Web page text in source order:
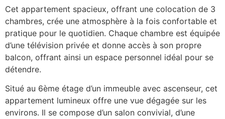
Cet appartement spacieux, offrant une colocation de 3
chambres, crée une atmosphère à la fois confortable et
pratique pour le quotidien. Chaque chambre est équipée
d’une télévision privée et donne accès à son propre
balcon, offrant ainsi un espace personnel idéal pour se
détendre.
Situé au 6ème étage d’un immeuble avec ascenseur, cet
appartement lumineux offre une vue dégagée sur les
environs. Il se compose d’un salon convivial, d’une